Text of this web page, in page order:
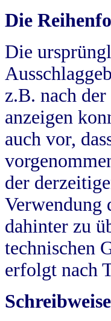
Die
Die
z.B. nach
anzeigen
auch vor,
der
Verwendung
dahinter zu
technischen
erfolgt nach